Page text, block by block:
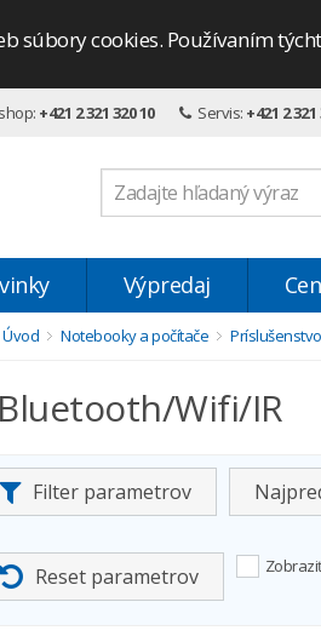
súbory cookies. Používaním
+421 2 321 320 10 Servis: +421 2 321
Výpredaj
Úvod Notebooky a počítače
Bluetooth/Wifi/IR
Filter parametrov
Reset parametrov